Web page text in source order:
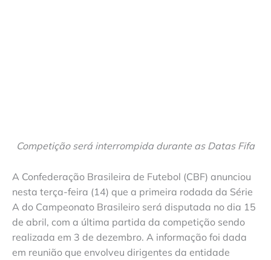
Competição será interrompida durante as Datas Fifa
A Confederação Brasileira de Futebol (CBF) anunciou
nesta terça-feira (14) que a primeira rodada da Série
A do Campeonato Brasileiro será disputada no dia 15
de abril, com a última partida da competição sendo
realizada em 3 de dezembro. A informação foi dada
em reunião que envolveu dirigentes da entidade